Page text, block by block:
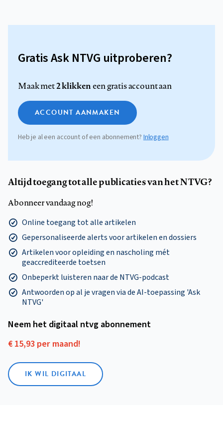
Gratis Ask NTVG uitproberen?
Maak met2 klikkeneen gratis account aan
ACCOUNT AANMAKEN
Heb je al een account of een abonnement?Inloggen
Altijd toegang tot alle publicaties van het NTVG?
Abonneer vandaag nog!
Online toegang tot alle artikelen
Gepersonaliseerde alerts voor artikelen en dossiers
Artikelen voor opleiding en nascholing mét
geaccrediteerde toetsen
Onbeperkt luisteren naar de NTVG-podcast
Antwoorden op al je vragen via de AI-toepassing 'Ask
NTVG'
Neem het digitaal ntvg abonnement
€ 15,93 per maand!
IK WIL DIGITAAL